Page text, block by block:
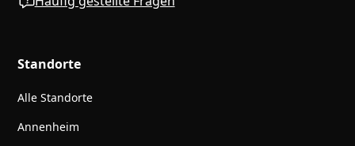
Standorte
Alle Standorte
Annenheim